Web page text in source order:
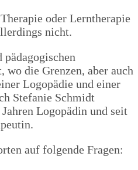
oder Lerntherapie
nicht.
die Grenzen, aber auch
Logopädie und einer
Stefanie Schmidt
Logopädin und seit
auf folgende Fragen: